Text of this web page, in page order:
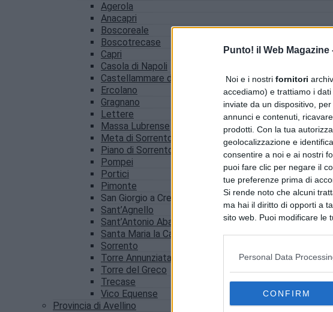
Punto! il Web Magazine
Noi e i nostri fornitori
accediamo) e trattiamo i
inviate da un dispositivo,
annunci e contenuti,
prodotti. Con la tua
geolocalizzazione e
consentire a noi e ai nostri
puoi fare clic per negare il
tue preferenze prima di
Si rende noto che alcuni
ma hai il diritto di opporti a
sito web. Puoi modificare le
Personal Data
CONFIRM
Agerola
Anacapri
Boscoreale
Boscotrecase
Capri
Casola di Napoli
Castellammare di Stabia
Ercolano
Gragnano
Lettere
Massa Lubrense
Meta di Sorrento
Piano di Sorrento
Pompei
Portici
Pimonte
San Giorgio a Cremano
Sant’Agnello
Sant’Antonio Abate
Santa Maria la Carità
Sorrento
Torre Annunziata
Torre del Greco
Trecase
Vico Equense
Provincia di Avellino